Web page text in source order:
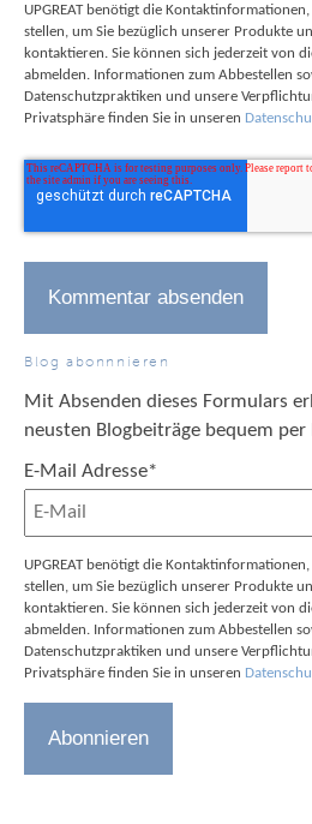
UPGREAT benötigt die
stellen, um Sie bezüglich unserer Produkte
kontaktieren. Sie können sich jederzeit von
abmelden. Informationen zum Abbestellen
Datenschutzpraktiken und unsere
Privatsphäre finden Sie in unseren
Blog abonnnieren
Mit Absenden dieses Formulars
neusten Blogbeiträge bequem
E-Mail Adresse*
UPGREAT benötigt die
stellen, um Sie bezüglich unserer Produkte
kontaktieren. Sie können sich jederzeit von
abmelden. Informationen zum Abbestellen
Datenschutzpraktiken und unsere
Privatsphäre finden Sie in unseren